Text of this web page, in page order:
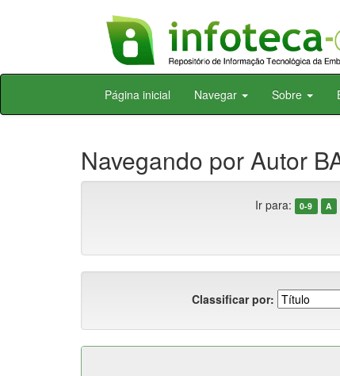
Skip
Página inicial Navegar Sobre
Navegando por Autor
Ir para: 0-9 A
Classificar por: